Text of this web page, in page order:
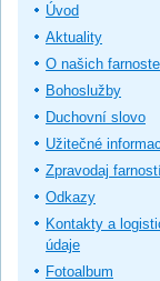
Úvod
Aktuality
O našich
Bohoslužby
Duchovní slovo
Užitečné
Zpravodaj
Odkazy
Kontakty a
údaje
Fotoalbum